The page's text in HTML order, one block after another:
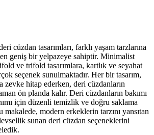
cüzdan tasarımları, farklı yaşam tarzlarına
geniş bir yelpazeye sahiptir. Minimalist
ve trifold tasarımlara, kartlık ve seyahat
seçenek sunulmaktadır. Her bir tasarım,
hitap ederken, deri cüzdanların
ön planda kalır. Deri cüzdanların bakımı
için düzenli temizlik ve doğru saklama
modern erkeklerin tarzını yansıtan
sunan deri cüzdan seçeneklerini